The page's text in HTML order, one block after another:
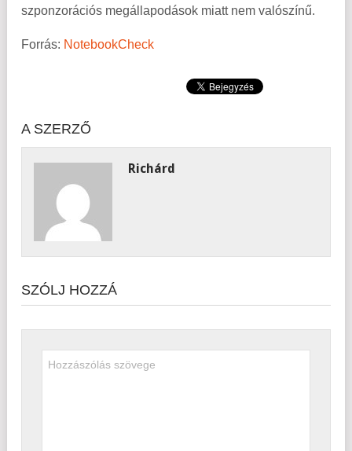
szponzorációs megállapodások miatt nem valószínű.
Forrás: NotebookCheck
A SZERZŐ
Richárd
SZÓLJ HOZZÁ